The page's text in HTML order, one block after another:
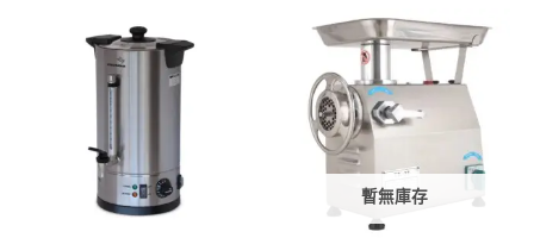
暫無庫存